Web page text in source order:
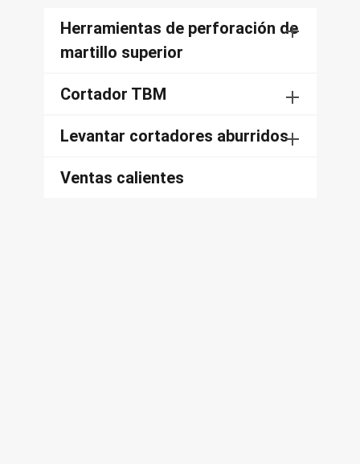
Herramientas de perforación de
martillo superior
Cortador TBM
Levantar cortadores aburridos
Ventas calientes